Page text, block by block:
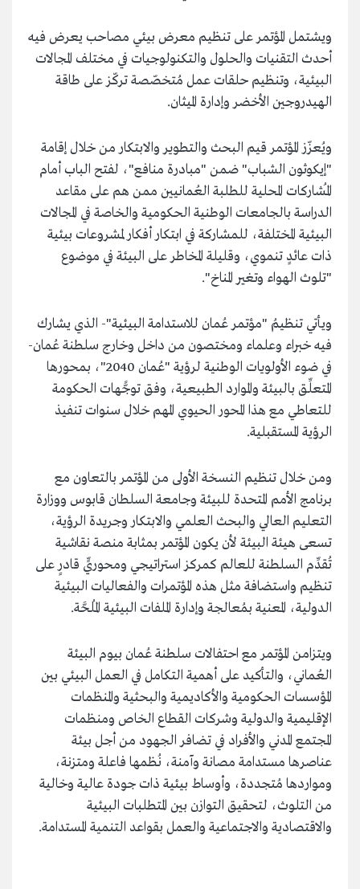
ويشتمل المؤتمر على تنظيم معرض بيئي مصاحب يعرض فيه
أحدث التقنيات والحلول والتكنولوجيات في مختلف المجالات
البيئية، وتنظيم حلقات عمل مُتخصّصة تركّز على طاقة
الهيدروجين الأخضر وإدارة الميثان.
ويُعزّز المؤتمر قيم البحث والتطوير والابتكار من خلال إقامة
"إيكوثون الشباب" ضمن "مبادرة منافع"، لفتح الباب أمام
المُشاركات المحلية للطلبة العُمانيين ممن هم على مقاعد
الدراسة بالجامعات الوطنية الحكومية والخاصة في المجالات
البيئية المختلفة، للمشاركة في ابتكار أفكار لمشروعات بيئية
ذات عائدٍ تنموي، وقليلة المخاطر على البيئة في موضوع
"تلوث الهواء وتغير المناخ".
ويأتي تنظيمُ "مؤتمر عُمان للاستدامة البيئية"- الذي يشارك
فيه خبراء وعلماء ومختصون من داخل وخارج سلطنة عُمان-
في ضوء الأولويات الوطنية لرؤية "عُمان 2040"، بمحورها
المتعلِّق بالبيئة والموارد الطبيعية، وفق توجًّهات الحكومة
للتعاطي مع هذا المحور الحيوي المهم خلال سنوات تنفيذ
الرؤية المستقبلية.
ومن خلال تنظيم النسخة الأولى من المؤتمر بالتعاون مع
برنامج الأمم المتحدة للبيئة وجامعة السلطان قابوس ووزارة
التعليم العالي والبحث العلمي والابتكار وجريدة الرؤية،
تسعى هيئة البيئة لأن يكون المؤتمر بمثابة منصة نقاشية
تُقدِّم السلطنة للعالم كمركز استراتيجي ومحوريٍّ قادرٍ على
تنظيم واستضافة مثل هذه المؤتمرات والفعاليات البيئية
الدولية، المعنية بمُعالجة وإدارة الملفات البيئية المُلحَّة.
ويتزامن المؤتمر مع احتفالات سلطنة عُمان بيوم البيئة
العُماني، والتأكيد على أهمية التكامل في العمل البيئي بين
المؤسسات الحكومية والأكاديمية والبحثية والمنظمات
الإقليمية والدولية وشركات القطاع الخاص ومنظمات
المجتمع المدني والأفراد في تضافر الجهود من أجل بيئة
عناصرها مستدامة مصانة وآمنة، نُظمها فاعلة ومتزنة،
ومواردها مُتجددة، وأوساط بيئية ذات جودة عالية وخالية
من التلوث، لتحقيق التوازن بين المتطلبات البيئية
والاقتصادية والاجتماعية والعمل بقواعد التنمية المستدامة.